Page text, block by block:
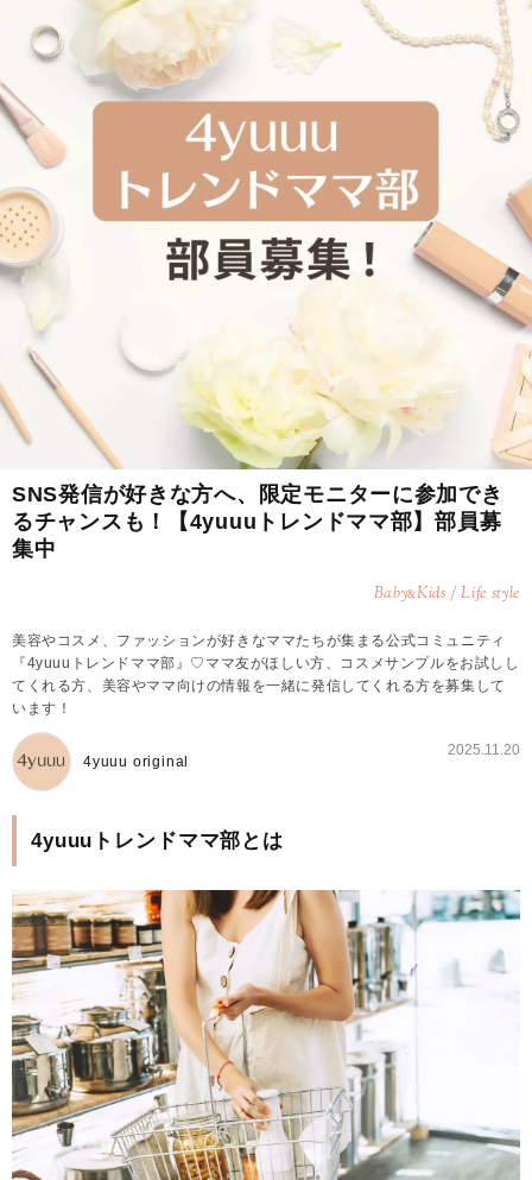
SNS発信が好きな方へ、限定モニターに参加でき
るチャンスも！【4yuuuトレンドママ部】部員募
集中
Baby&Kids / Life style
美容やコスメ、ファッションが好きなママたちが集まる公式コミュニティ
『4yuuuトレンドママ部』♡ママ友がほしい方、コスメサンプルをお試しし
てくれる方、美容やママ向けの情報を一緒に発信してくれる方を募集して
います！
4yuuu original
2025.11.20
4yuuuトレンドママ部とは